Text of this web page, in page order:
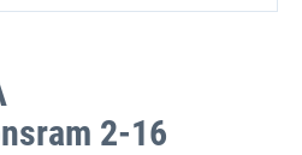
2-16